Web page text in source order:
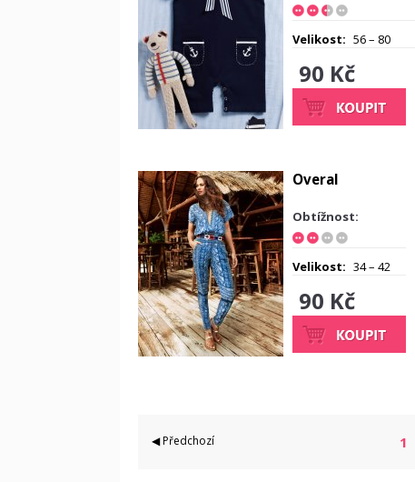
Velikost: 56 – 80
90 Kč
Overal
Obtížnost:
Velikost: 34 – 42
90 Kč
◀ Předchozí 1